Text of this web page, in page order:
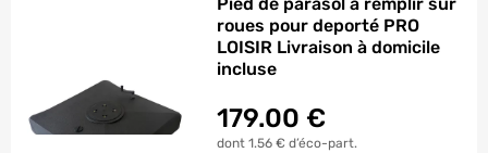
Pied de parasol a remplir sur
roues pour deporté PRO
LOISIR Livraison à domicile
incluse
179.00 €
dont 1.56 € d’éco-part.